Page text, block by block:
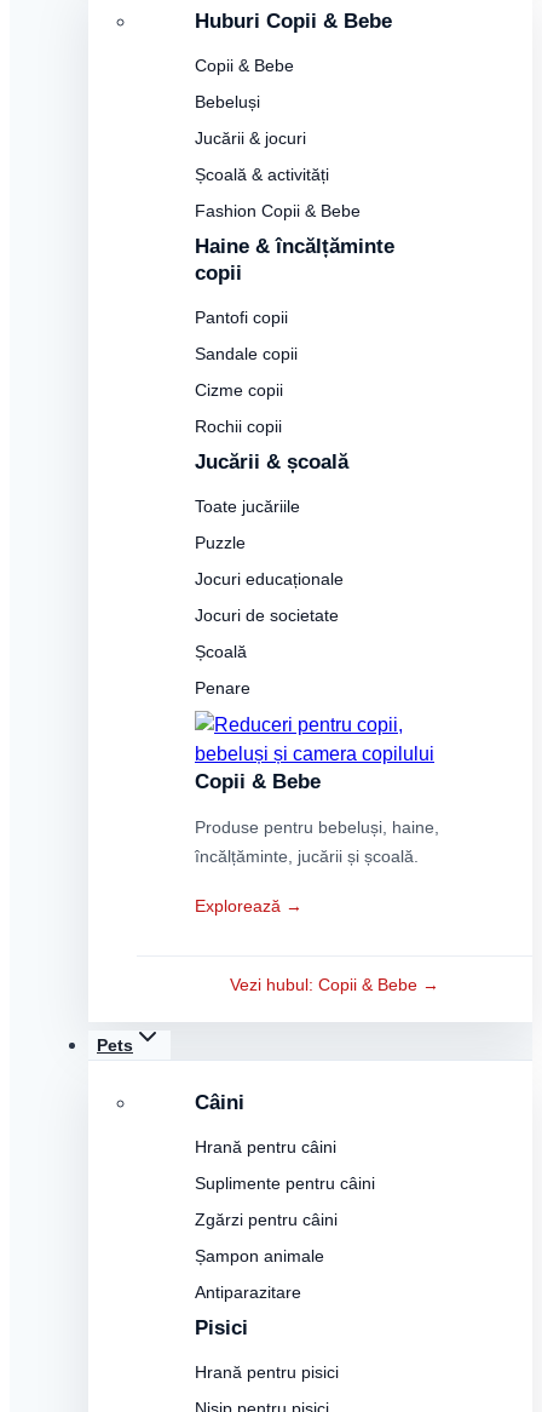
Huburi Copii & Bebe
Copii & Bebe
Bebeluși
Jucării & jocuri
Școală & activități
Fashion Copii & Bebe
Haine & încălțăminte
copii
Pantofi copii
Sandale copii
Cizme copii
Rochii copii
Jucării & școală
Toate jucăriile
Puzzle
Jocuri educaționale
Jocuri de societate
Școală
Penare
Copii & Bebe
Produse pentru bebeluși, haine,
încălțăminte, jucării și școală.
Explorează →
Vezi hubul: Copii & Bebe →
Pets
Câini
Hrană pentru câini
Suplimente pentru câini
Zgărzi pentru câini
Șampon animale
Antiparazitare
Pisici
Hrană pentru pisici